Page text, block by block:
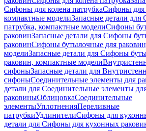
Сифоны для колена патрубкаСифоны для
компактные моделиЗапасные детали для
патрубка, компактные моделиСифоны
раковинЗапасные детали для Сифоны
раковинСифоны бутылочные для
моделиЗапасные детали для Сифоны
раковин, компактные модели
сифоныЗапасные детали для
сифоныСоединительные элементы для
детали для Соединительные элементы
раковиныОблицовкаСоединительные
элементыУплотненияПереливные
патрубкиУдлинителиСифоны для
детали для Сифоны для кухонных